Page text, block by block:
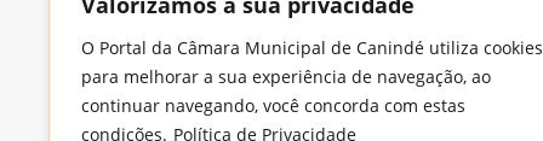
O Portal da Câmara Municipal de Canindé utiliza cookies
para melhorar a sua experiência de navegação, ao
continuar navegando, você concorda com estas
condições. Política de Privacidade
Endereço
Largo Francisco Xavier de Medeiros, S/N,
Imaculada Conceição, CEP: 62.700-000 –
Canindé/CE